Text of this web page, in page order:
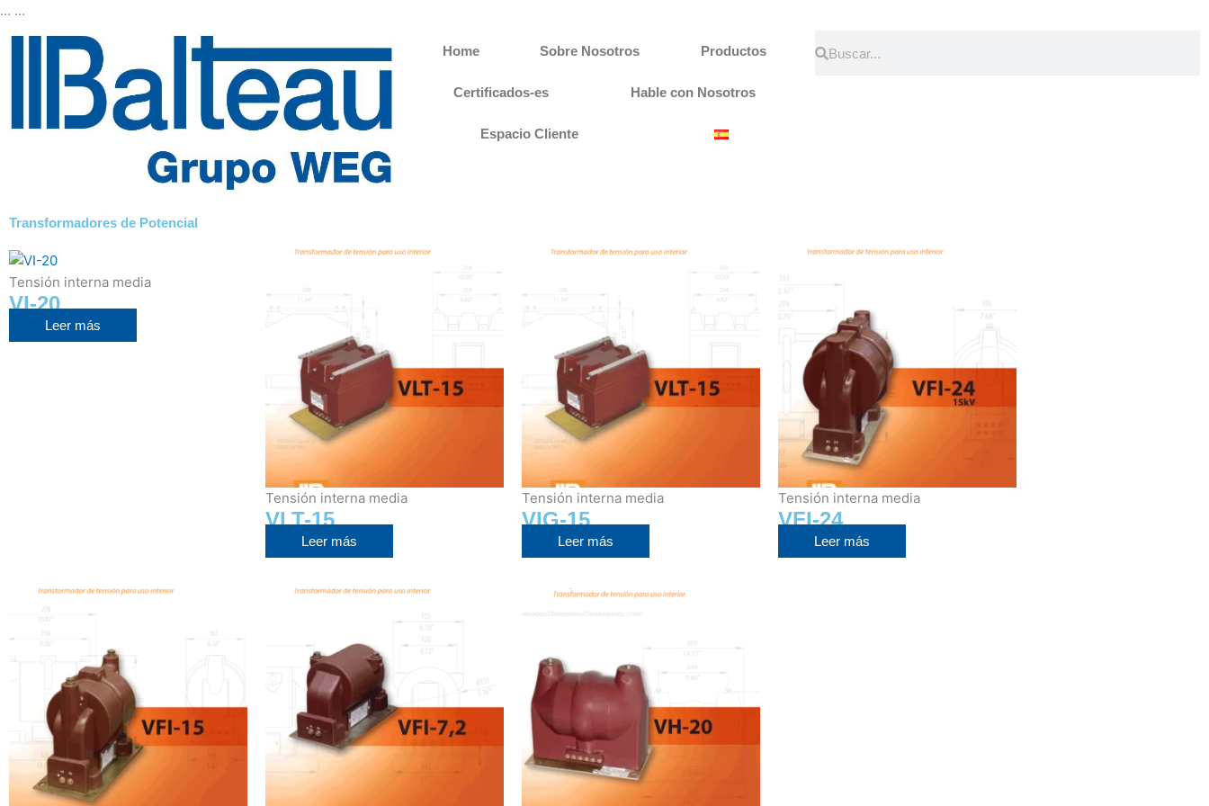
... ...
al
contenido
Home Sobre Nosotros Productos
Certificados-es Hable con Nosotros
Espacio Cliente
Transformadores de Potencial
Tensión interna media
VI-20
Leer más
Tensión interna media
VLT-15
Leer más
Tensión interna media
VIG-15
Leer más
Tensión interna media
VFI-24
Leer más